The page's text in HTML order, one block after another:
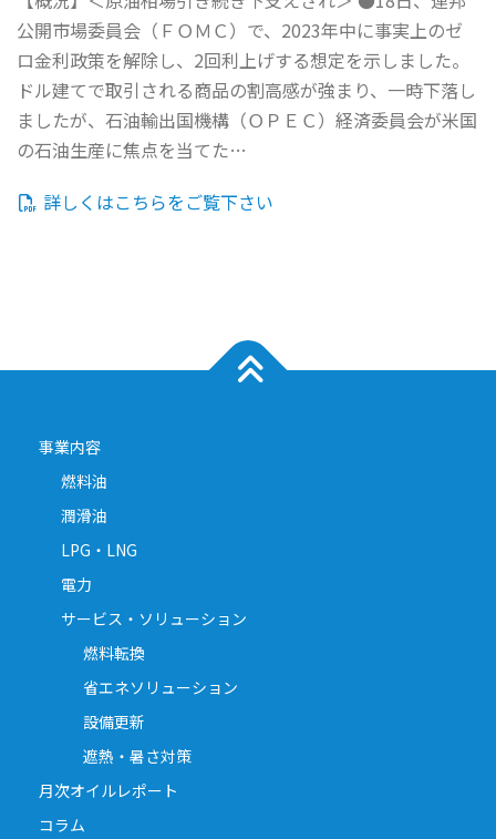
公開市場委員会（ＦＯＭＣ）で、2023年中に事実上のゼ
ロ金利政策を解除し、2回利上げする想定を示しました。
ドル建てで取引される商品の割高感が強まり、一時下落し
ましたが、石油輸出国機構（ＯＰＥＣ）経済委員会が米国
の石油生産に焦点を当てた…
詳しくはこちらをご覧下さい
事業内容
燃料油
潤滑油
LPG・LNG
電力
サービス・ソリューション
燃料転換
省エネソリューション
設備更新
遮熱・暑さ対策
月次オイルレポート
コラム